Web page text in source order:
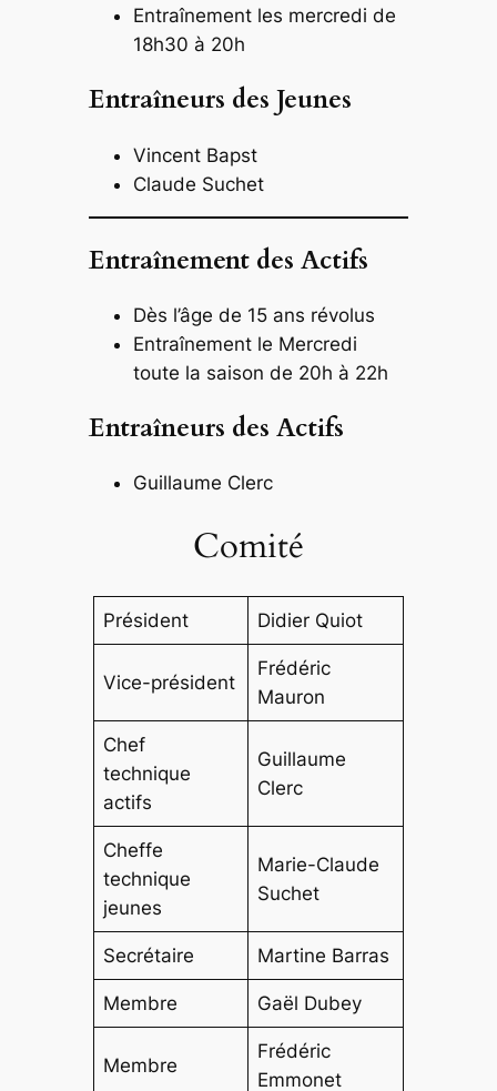
Entraînement les mercredi de
18h30 à 20h
Entraîneurs des Jeunes
Vincent Bapst
Claude Suchet
Entraînement des Actifs
Dès l’âge de 15 ans révolus
Entraînement le Mercredi
toute la saison de 20h à 22h
Entraîneurs des Actifs
Guillaume Clerc
Comité
Président Didier Quiot
Vice-président
Frédéric
Mauron
Chef
technique
actifs
Guillaume
Clerc
Cheffe
technique
jeunes
Marie-Claude
Suchet
Secrétaire Martine Barras
Membre Gaël Dubey
Membre
Frédéric
Emmonet